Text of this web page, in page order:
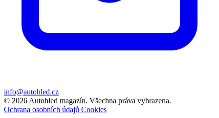
info@autohled.cz
© 2026 Autohled magazín. Všechna práva vyhrazena.
Ochrana osobních údajů Cookies